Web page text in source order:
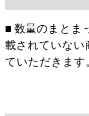
■ 数量のまとま
載されていない
ていただきます